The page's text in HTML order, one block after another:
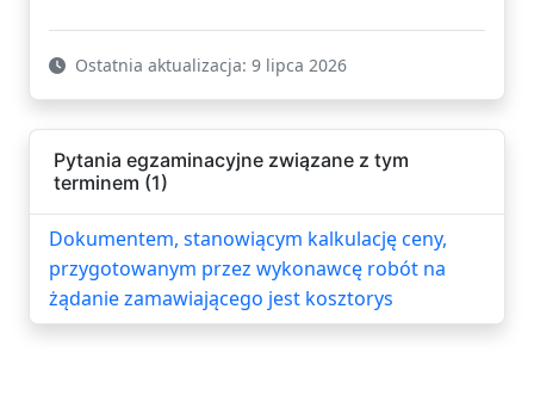
Ostatnia aktualizacja: 9 lipca 2026
Pytania egzaminacyjne związane z tym
terminem (1)
Dokumentem, stanowiącym kalkulację ceny,
przygotowanym przez wykonawcę robót na
żądanie zamawiającego jest kosztorys